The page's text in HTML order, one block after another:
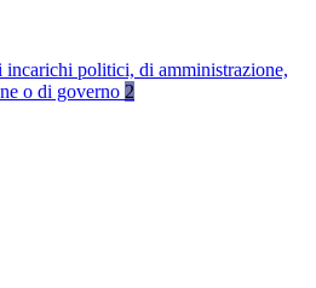
incarichi politici, di amministrazione,
o di governo 2